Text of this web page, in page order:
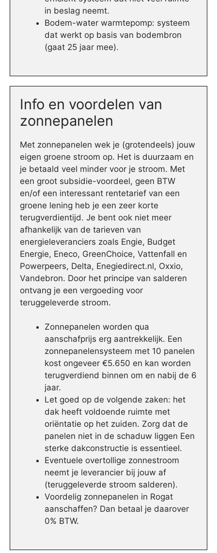
in beslag neemt.
Bodem-water warmtepomp: systeem
dat werkt op basis van bodembron
(gaat 25 jaar mee).
Info en voordelen van
zonnepanelen
Met zonnepanelen wek je (grotendeels) jouw
eigen groene stroom op. Het is duurzaam en
je betaald veel minder voor je stroom. Met
een groot subsidie-voordeel, geen BTW
en/of een interessant rentetarief van een
groene lening heb je een zeer korte
terugverdientijd. Je bent ook niet meer
afhankelijk van de tarieven van
energieleveranciers zoals Engie, Budget
Energie, Eneco, GreenChoice, Vattenfall en
Powerpeers, Delta, Enegiedirect.nl, Oxxio,
Vandebron. Door het principe van salderen
ontvang je een vergoeding voor
teruggeleverde stroom.
Zonnepanelen worden qua
aanschafprijs erg aantrekkelijk. Een
zonnepanelensysteem met 10 panelen
kost ongeveer €5.650 en kan worden
terugverdiend binnen om en nabij de 6
jaar.
Let goed op de volgende zaken: het
dak heeft voldoende ruimte met
oriëntatie op het zuiden. Zorg dat de
panelen niet in de schaduw liggen Een
sterke dakconstructie is essentieel.
Eventuele overtollige zonnestroom
neemt je leverancier bij jouw af
(teruggeleverde stroom salderen).
Voordelig zonnepanelen in Rogat
aanschaffen? Dan betaal je daarover
0% BTW.